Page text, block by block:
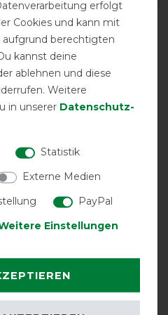
dich auch
erfolgt
Cookies und kann mit
aufgrund berechtigten
kannst deine
ablehnen und diese
Weitere
in unserer Daten­schutz­
Statistik
Externe Medien
PayPal
Einstellungen